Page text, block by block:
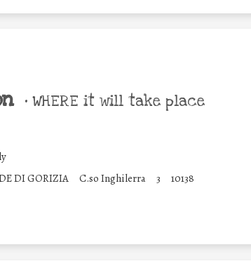
• WHERE it will take place
DI GORIZIA C.so Inghilerra 3 10138